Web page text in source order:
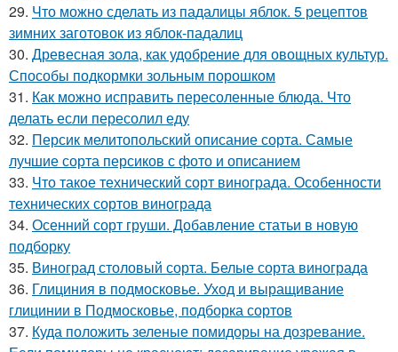
29. Что можно сделать из падалицы яблок. 5 рецептов
зимних заготовок из яблок-падалиц
30. Древесная зола, как удобрение для овощных культур.
Способы подкормки зольным порошком
31. Как можно исправить пересоленные блюда. Что
делать если пересолил еду
32. Персик мелитопольский описание сорта. Самые
лучшие сорта персиков с фото и описанием
33. Что такое технический сорт винограда. Особенности
технических сортов винограда
34. Осенний сорт груши. Добавление статьи в новую
подборку
35. Виноград столовый сорта. Белые сорта винограда
36. Глициния в подмосковье. Уход и выращивание
глицинии в Подмосковье, подборка сортов
37. Куда положить зеленые помидоры на дозревание.